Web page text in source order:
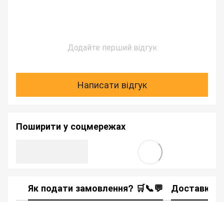
Додайте перший відгук
Написати відгук
Поширити у соцмережах
Як подати замовлення? 🛒📞💬 Доставка